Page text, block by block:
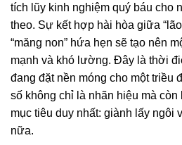
tích lũy kinh nghiệm quý báu cho
theo. Sự kết hợp hài hòa giữa
“măng non” hứa hẹn sẽ tạo nên
mạnh và khó lường. Đây là thời
đang đặt nền móng cho một triều
số không chỉ là nhãn hiệu mà
mục tiêu duy nhất: giành lấy ngôi
nữa.